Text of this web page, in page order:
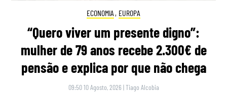
ECONOMIA , EUROPA
“Quero viver um presente digno”:
mulher de 79 anos recebe 2.300€ de
pensão e explica por que não chega
09:50 10 Agosto, 2026 |Tiago Alcobia